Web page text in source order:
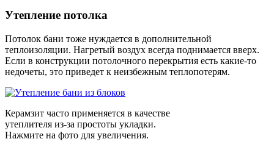
Утепление потолка
Потолок бани тоже нуждается в дополнительной
теплоизоляции. Нагретый воздух всегда поднимается вверх.
Если в конструкции потолочного перекрытия есть какие-то
недочеты, это приведет к неизбежным теплопотерям.
Керамзит часто применяется в качестве
утеплителя из-за простоты укладки.
Нажмите на фото для увеличения.